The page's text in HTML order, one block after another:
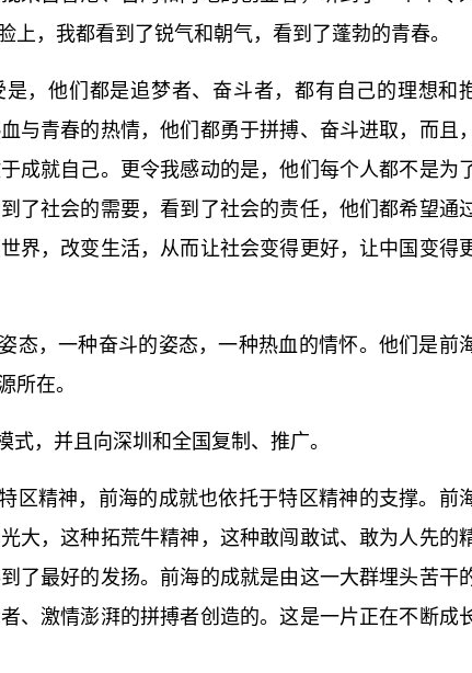
，我都看到了锐气和朝气，看到了蓬勃的青春。
，他们都是追梦者、奋斗者，都有自己的理想和
与青春的热情，他们都勇于拼搏、奋斗进取，而且，
成就自己。更令我感动的是，他们每个人都不是为
了社会的需要，看到了社会的责任，他们都希望通
界，改变生活，从而让社会变得更好，让中国变得
态，一种奋斗的姿态，一种热血的情怀。他们是前
所在。
，并且向深圳和全国复制、推广。
区精神，前海的成就也依托于特区精神的支撑。前
大，这种拓荒牛精神，这种敢闯敢试、敢为人先的
了最好的发扬。前海的成就是由这一大群埋头苦干
、激情澎湃的拼搏者创造的。这是一片正在不断成